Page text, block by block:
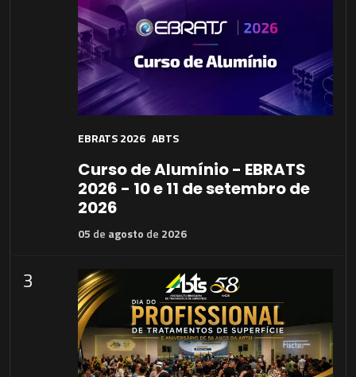
EBRATS 2026 ABTS
Curso de Alumínio - EBRATS
2026 - 10 e 11 de setembro de
2026
05 de agosto de 2026
3